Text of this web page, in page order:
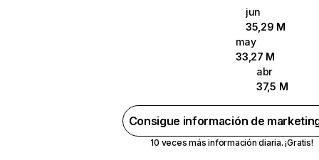
jun
35,29 M
may
33,27 M
abr
37,5 M
Consigue información de
10 veces más información diaria. ¡Gratis!